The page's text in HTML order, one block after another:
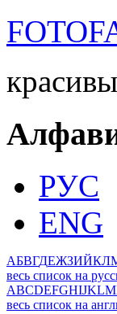
РУС
ENG
АБВГДЕЖЗИЙКЛ
весь список на
ABCDEFGHIJKLM
весь список на